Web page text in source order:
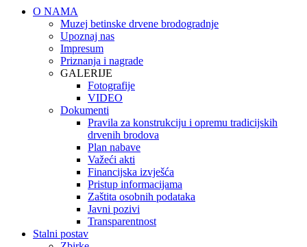
O NAMA
Muzej betinske drvene brodogradnje
Upoznaj nas
Impresum
Priznanja i nagrade
GALERIJE
Fotografije
VIDEO
Dokumenti
Pravila za konstrukciju i opremu tradicijskih
drvenih brodova
Plan nabave
Važeći akti
Financijska izvješća
Pristup informacijama
Zaštita osobnih podataka
Javni pozivi
Transparentnost
Stalni postav